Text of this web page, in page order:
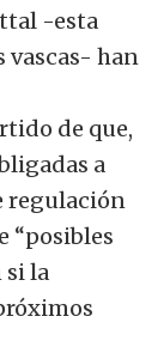
-esta
han
de que,
a
regulación
“posibles
si la